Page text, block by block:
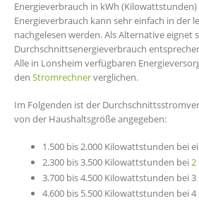
Energieverbrauch in kWh
Energieverbrauch kann sehr einfach in der
nachgelesen werden. Als Alternative eignet
Durchschnittsenergieverbrauch
Alle in Lonsheim verfügbaren
den Stromrechnerverglichen.
Im Folgenden ist der
von der Haushaltsgröße angegeben:
1.500 bis 2.000 Kilowattstunden bei
2.300 bis 3.500 Kilowattstunden bei2
3.700 bis 4.500 Kilowattstunden bei 3
4.600 bis 5.500 Kilowattstunden bei 4